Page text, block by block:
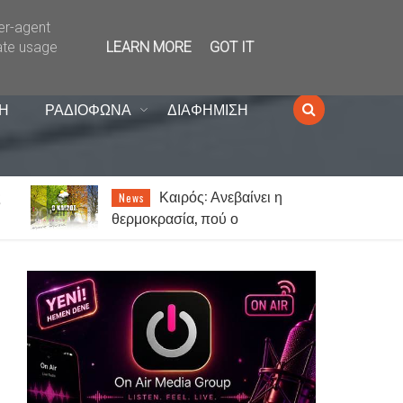
ΡΑΔΙΟΦΩΝΑ ΔΙΑΦΗΜΙΣΗ
Lifestyle
Πως λειτουργεί το
γυναικείο μυαλό σε σχέση με το
agent
usage
LEARN MORE GOT IT